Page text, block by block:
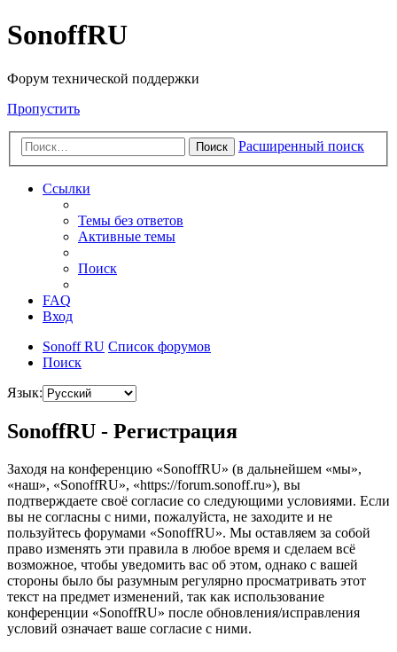
SonoffRU
Форум технической поддержки
Пропустить
Поиск Расширенный поиск
Ссылки
Темы без ответов
Активные темы
Поиск
FAQ
Вход
Sonoff RU Список форумов
Поиск
Язык:
SonoffRU - Регистрация
Заходя на конференцию «SonoffRU» (в дальнейшем «мы»,
«наш», «SonoffRU», «https://forum.sonoff.ru»), вы
подтверждаете своё согласие со следующими условиями. Если
вы не согласны с ними, пожалуйста, не заходите и не
пользуйтесь форумами «SonoffRU». Мы оставляем за собой
право изменять эти правила в любое время и сделаем всё
возможное, чтобы уведомить вас об этом, однако с вашей
стороны было бы разумным регулярно просматривать этот
текст на предмет изменений, так как использование
конференции «SonoffRU» после обновления/исправления
условий означает ваше согласие с ними.